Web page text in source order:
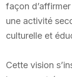
façon
une activité
culturelle et
Cette vision